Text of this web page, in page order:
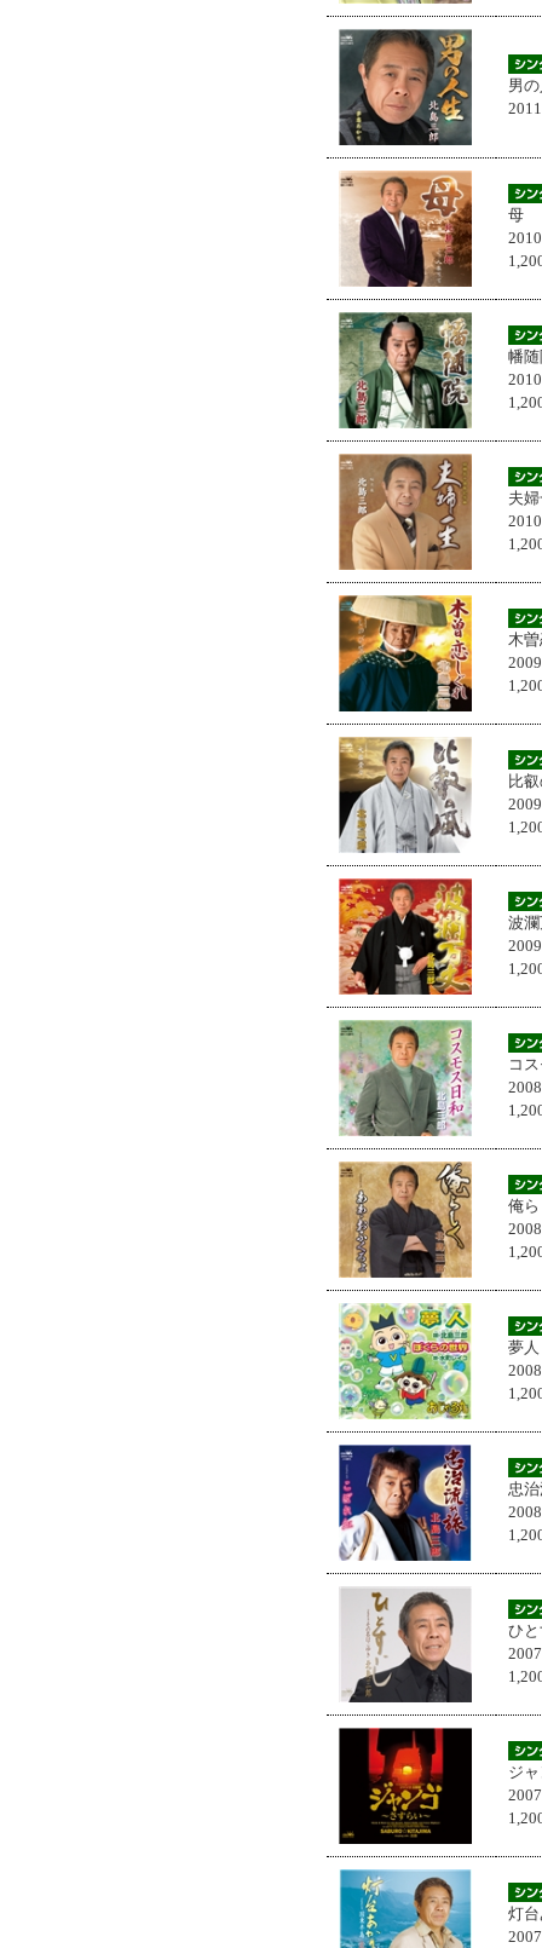
男
母
幡
夫
木
比
波
コ
俺
夢人
忠
ひ
ジ
灯